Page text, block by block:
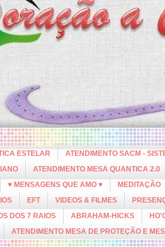
ESTELAR
ATENDIMENTO SACM -
ATENDIMENTO MESA QUANTICA 2.0
♥ MENSAGENS QUE AMO ♥ MEDITAÇÃO
EFT VIDEOS & FILMES
DOS 7 RAIOS ABRAHAM-HICKS
ATENDIMENTO MESA DE PROTEÇÃO E